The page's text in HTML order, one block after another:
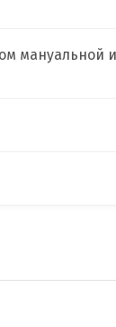
мануальной